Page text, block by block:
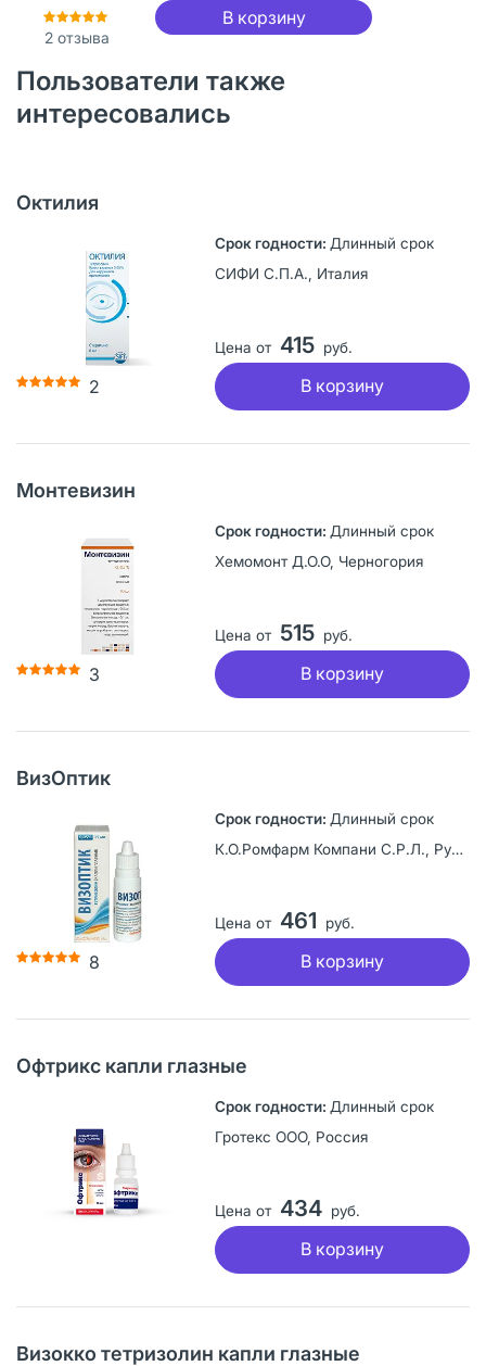
2 отзыва
В корзину
Пользователи также
интересовались
Октилия
2
Длинный срок
СИФИ С.П.А., Италия
Цена от 415 руб.
В корзину
Монтевизин
3
Длинный срок
Хемомонт Д.О.О, Черногория
Цена от 515 руб.
В корзину
ВизОптик
8
Длинный срок
К.О.Ромфарм Компани С.Р.Л., Румыния
Цена от 461 руб.
В корзину
Офтрикс капли глазные
Длинный срок
Гротекс ООО, Россия
Цена от 434 руб.
В корзину
Визокко тетризолин капли глазные